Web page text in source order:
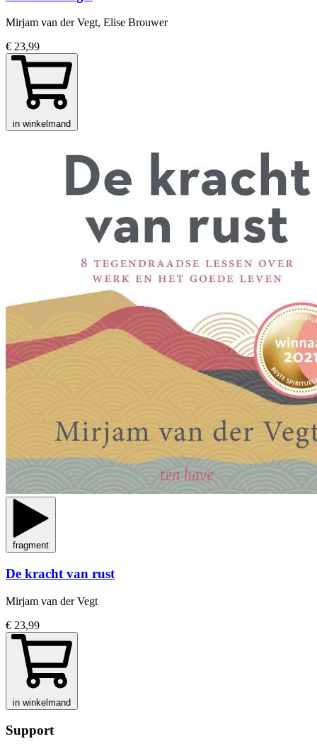
Mirjam van der Vegt, Elise Brouwer
€ 23,99
in winkelmand
fragment
De kracht van rust
Mirjam van der Vegt
€ 23,99
in winkelmand
Support